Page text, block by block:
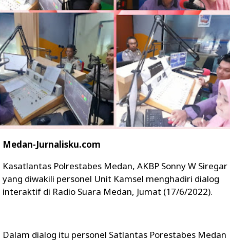
Medan-Jurnalisku.com
Kasatlantas Polrestabes Medan, AKBP Sonny W Siregar
yang diwakili personel Unit Kamsel menghadiri dialog
interaktif di Radio Suara Medan, Jumat (17/6/2022).
Dalam dialog itu personel Satlantas Porestabes Medan